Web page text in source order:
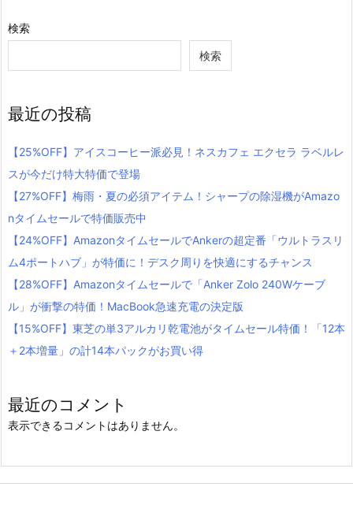
検索
検索
最近の投稿
【25%OFF】アイスコーヒー派必見！ネスカフェ エクセラ ラベルレ
スが今だけ特大特価で登場
【27%OFF】梅雨・夏の必須アイテム！シャープの除湿機がAmazo
nタイムセールで特価販売中
【24%OFF】AmazonタイムセールでAnkerの超定番「ウルトラスリ
ム4ポートハブ」が特価に！デスク周りを快適にするチャンス
【28%OFF】Amazonタイムセールで「Anker Zolo 240Wケーブ
ル」が衝撃の特価！MacBook急速充電の決定版
【15%OFF】東芝の単3アルカリ乾電池がタイムセール特価！「12本
＋2本増量」の計14本パックがお買い得
最近のコメント
表示できるコメントはありません。